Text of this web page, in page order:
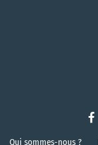
Qui sommes-nous ?